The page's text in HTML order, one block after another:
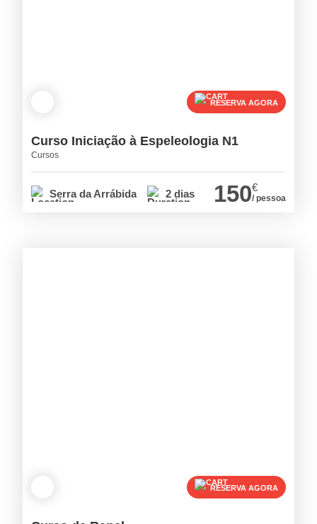
RESERVA AGORA
Curso Iniciação à Espeleologia N1
Cursos
Serra da Arrábida 2 dias 150€
/ pessoa
RESERVA AGORA